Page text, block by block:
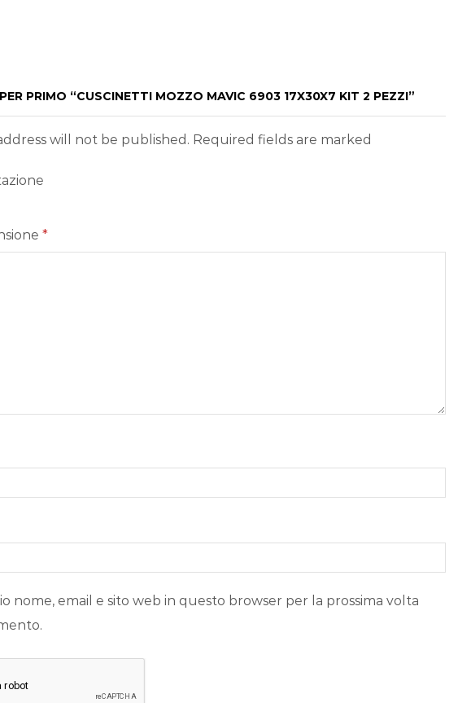
PRIMO “CUSCINETTI MOZZO MAVIC 6903 17X30X7 KIT 2 PEZZI”
will not be published. Required fields are marked
*
nome, email e sito web in questo browser per la prossima volta